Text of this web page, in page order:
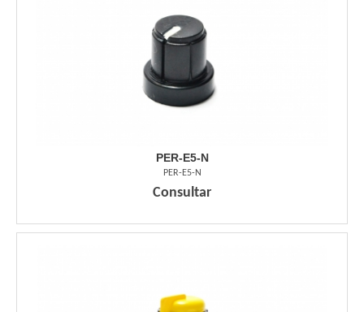
PER-E5-N
PER-E5-N
Consultar